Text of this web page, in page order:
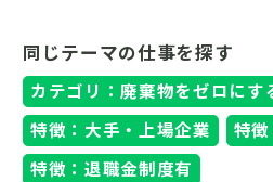
同じテーマの仕事を探す
カテゴリ：廃棄物をゼロにす
特徴：大手・上場企業
特
特徴：退職金制度有